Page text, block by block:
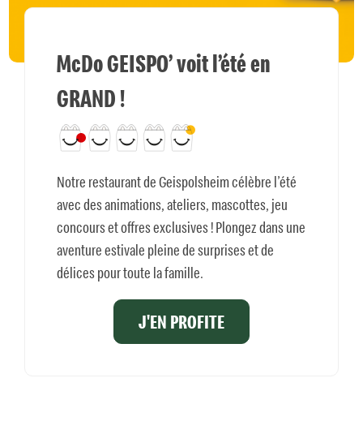
McDo GEISPO’ voit l’été en
GRAND !
Notre restaurant de Geispolsheim célèbre l’été
avec des animations, ateliers, mascottes, jeu
concours et offres exclusives ! Plongez dans une
aventure estivale pleine de surprises et de
délices pour toute la famille.
J'EN PROFITE